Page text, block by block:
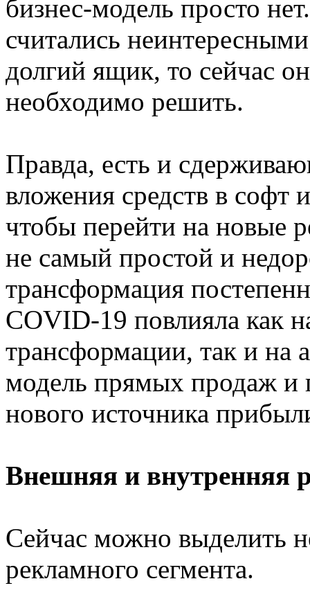
бизнес-модель просто
считались
долгий ящик, то сейчас
необходимо решить.
Правда, есть и
вложения средств в софт
чтобы перейти на новые
не самый простой и
трансформация
COVID-19 повлияла как
трансформации, так и на
модель прямых продаж и
нового источника
Внешняя и внутренняя
Сейчас можно выделить
рекламного сегмента.